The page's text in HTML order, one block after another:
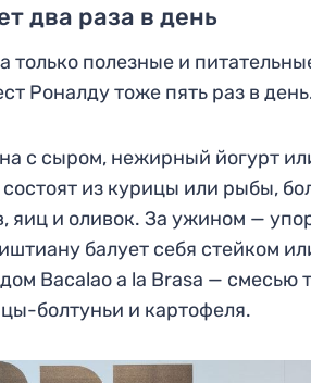
два раза в день
только полезные и
Роналду тоже пять раз в
с сыром, нежирный йогурт
из курицы или рыбы,
яиц и оливок. За ужином —
балует себя стейком
Bacalao a la Brasa — смесью
болтуньи и картофеля.